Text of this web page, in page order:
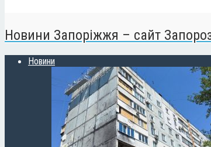
Новини Запоріжжя – сайт
Новини